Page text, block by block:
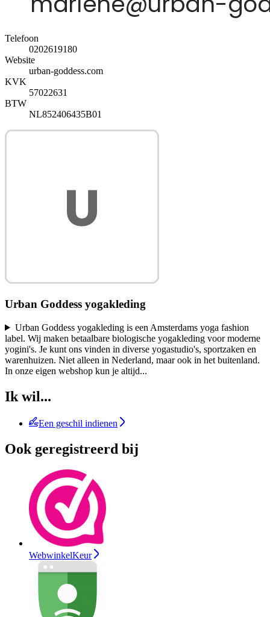
Telefoon
0202619180
Website
urban-goddess.com
KVK
57022631
BTW
NL852406435B01
Urban Goddess yogakleding
Urban Goddess yogakleding is een Amsterdams yoga fashion
label. Wij maken betaalbare biologische yogakleding voor moderne
yogini's. Je kunt ons vinden in diverse yogastudio's, sportzaken en
warenhuizen. Niet alleen in Nederland, maar ook in het buitenland.
In onze eigen webshop kun je altijd...
Ik wil...
Een geschil indienen
Ook geregistreerd bij
WebwinkelKeur